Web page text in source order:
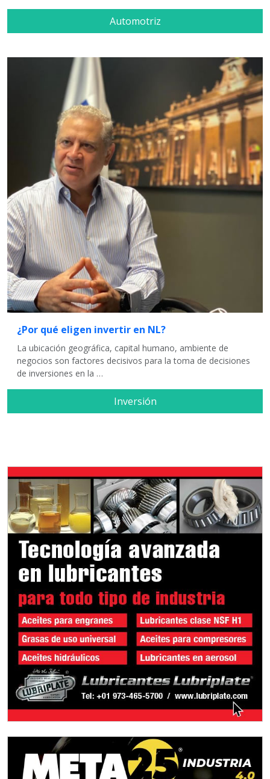
Automotriz
¿Por qué eligen invertir en NL?
La ubicación geográfica, capital humano, ambiente de
negocios son factores decisivos para la toma de decisiones
de inversiones en la …
Inversión